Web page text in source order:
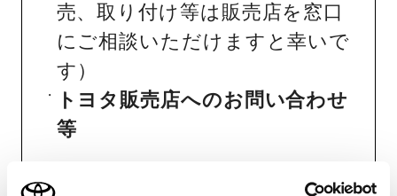
売、取り付け等は販売店を窓口
にご相談いただけますと幸いで
す）
トヨタ販売店へのお問い合わせ
等
おクルマに関するお問い合わせ